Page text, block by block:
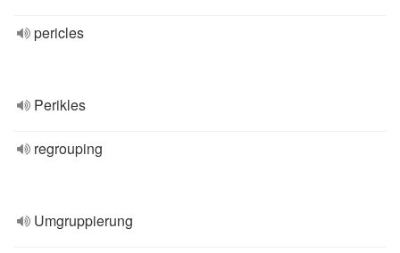
pericles
Perikles
regrouping
Umgruppierung